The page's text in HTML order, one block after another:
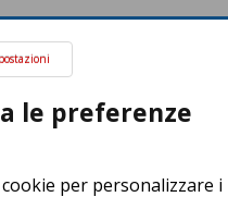
per tutti gli amanti di questo
le preferenze
per personalizzare i
(BS) - P. Iva: